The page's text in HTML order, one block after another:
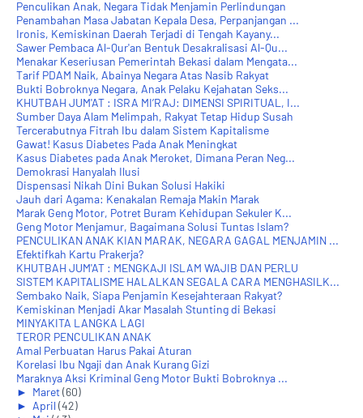
Penculikan Anak, Negara Tidak Menjamin Perlindungan
Penambahan Masa Jabatan Kepala Desa, Perpanjangan ...
Ironis, Kemiskinan Daerah Terjadi di Tengah Kayany...
Sawer Pembaca Al-Qur'an Bentuk Desakralisasi Al-Qu...
Menakar Keseriusan Pemerintah Bekasi dalam Mengata...
Tarif PDAM Naik, Abainya Negara Atas Nasib Rakyat
Bukti Bobroknya Negara, Anak Pelaku Kejahatan Seks...
KHUTBAH JUM'AT : ISRA MI’RAJ: DIMENSI SPIRITUAL, I...
Sumber Daya Alam Melimpah, Rakyat Tetap Hidup Susah
Tercerabutnya Fitrah Ibu dalam Sistem Kapitalisme
Gawat! Kasus Diabetes Pada Anak Meningkat
Kasus Diabetes pada Anak Meroket, Dimana Peran Neg...
Demokrasi Hanyalah Ilusi
Dispensasi Nikah Dini Bukan Solusi Hakiki
Jauh dari Agama: Kenakalan Remaja Makin Marak
Marak Geng Motor, Potret Buram Kehidupan Sekuler K...
Geng Motor Menjamur, Bagaimana Solusi Tuntas Islam?
PENCULIKAN ANAK KIAN MARAK, NEGARA GAGAL MENJAMIN ...
Efektifkah Kartu Prakerja?
KHUTBAH JUM'AT : MENGKAJI ISLAM WAJIB DAN PERLU
SISTEM KAPITALISME HALALKAN SEGALA CARA MENGHASILK...
Sembako Naik, Siapa Penjamin Kesejahteraan Rakyat?
Kemiskinan Menjadi Akar Masalah Stunting di Bekasi
MINYAKITA LANGKA LAGI
TEROR PENCULIKAN ANAK
Amal Perbuatan Harus Pakai Aturan
Korelasi Ibu Ngaji dan Anak Kurang Gizi
Maraknya Aksi Kriminal Geng Motor Bukti Bobroknya ...
► Maret(60)
► April(42)